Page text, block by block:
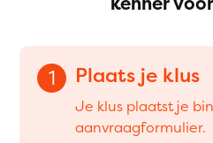
1 Plaats je klus
Je klus plaatst je
aanvraagformulier.